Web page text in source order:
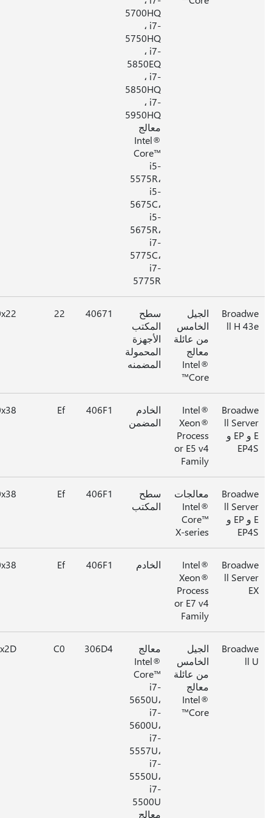
5700HQ
5750HQ
5850EQ
5850HQ
5950HQ
معالج
Intel®
Core™
5575R،
5675C،
5675R،
5775C،
5775R
ll H
الجيل
الخامس
من عائلة
معالج
Intel®
سطح
المكتب
الأجهزة
المحمولة
المضمنه
40671
ll
E و EP و
Intel®
Xeon®
Process
or E5 v4
Family
الخادم
المضمن
406F1
ll
E و EP و
معالجات
Intel®
Core™
X-series
سطح
المكتب
406F1
ll
Intel®
Xeon®
Process
or E7 v4
Family
الخادم 406F1
الجيل
الخامس
من عائلة
معالج
Intel®
معالج
Intel®
Core™
5650U،
5600U،
5557U،
5550U،
5500U
معالج
306D4
0x2D